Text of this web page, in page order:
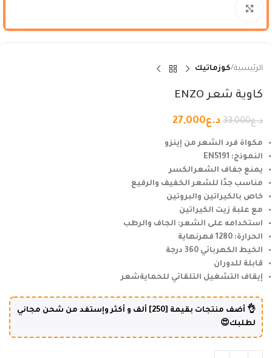
الرئيسية كوزماتيك
كاوية شعر ENZO
د.ع33,000 د.ع27,000
مكواة فرد الشعر من إينزو
النموذج: EN5191
يمنع جفاف الشعرالكسر
مناسب جدًا للشعر الخفيف والرفيع
خاص بالكيراتين والبروتين
مع علبة زيت الكيراتين
استخدامه على الشعر: الجاف والرطب
الحرارة: 1280 فهرنهاية
الخيط الكهربائي 360 درجة
قابلة للدوران
إيقاف التشغيل التلقائي للحمايةشعر
👌 أضف منتجات بقيمة [250] ألف و أكثر وإستفد من شحن مجاني
لطلبك😍